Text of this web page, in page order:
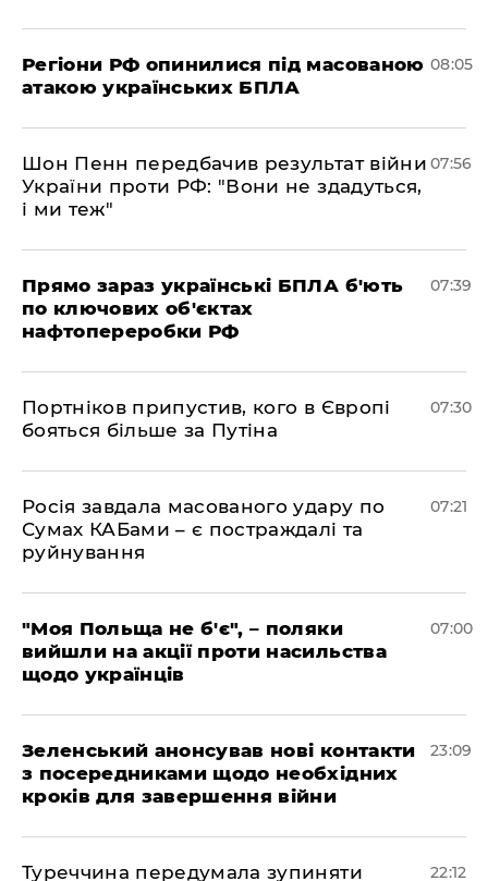
Регіони РФ опинилися під масованою
атакою українських БПЛА
08:05
Шон Пенн передбачив результат війни
України проти РФ: "Вони не здадуться,
і ми теж"
07:56
Прямо зараз українські БПЛА б'ють
по ключових об'єктах
нафтопереробки РФ
07:39
Портніков припустив, кого в Європі
бояться більше за Путіна
07:30
Росія завдала масованого удару по
Сумах КАБами – є постраждалі та
руйнування
07:21
"Моя Польща не б'є", – поляки
вийшли на акції проти насильства
щодо українців
07:00
Зеленський анонсував нові контакти
з посередниками щодо необхідних
кроків для завершення війни
23:09
Туреччина передумала зупиняти
22:12